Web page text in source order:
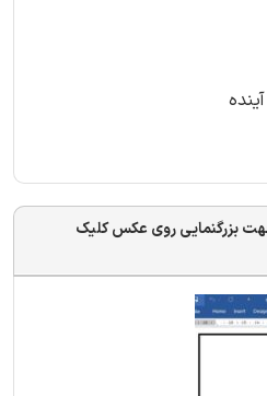
بزرگنمایی روی عکس کلیک